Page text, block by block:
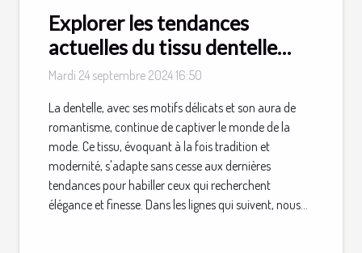
Explorer les tendances
actuelles du tissu dentelle
dans la mode
Mardi 24 septembre 2024 16:50
La dentelle, avec ses motifs délicats et son aura de
romantisme, continue de captiver le monde de la
mode. Ce tissu, évoquant à la fois tradition et
modernité, s'adapte sans cesse aux dernières
tendances pour habiller ceux qui recherchent
élégance et finesse. Dans les lignes qui suivent, nous...